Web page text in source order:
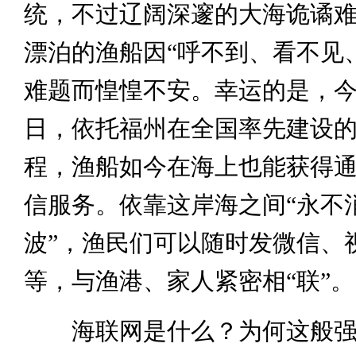
统，不过辽阔深邃的大海诡谲
漂泊的渔船因“呼不到、看不见
难题而惶惶不安。幸运的是，
日，依托福州在全国率先建设
程，渔船如今在海上也能获得
信服务。依靠这岸海之间“永不
波”，渔民们可以随时发微信、
等，与渔港、家人紧密相“联”。
海联网是什么？为何这般强